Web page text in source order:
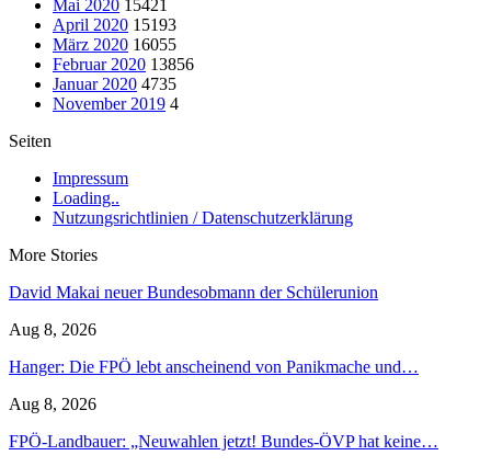
Mai 2020 15421
April 2020 15193
März 2020 16055
Februar 2020 13856
Januar 2020 4735
November 2019 4
Seiten
Impressum
Loading..
Nutzungsrichtlinien / Datenschutzerklärung
More Stories
David Makai neuer Bundesobmann der Schülerunion
Aug 8, 2026
Hanger: Die FPÖ lebt anscheinend von Panikmache und…
Aug 8, 2026
FPÖ-Landbauer: „Neuwahlen jetzt! Bundes-ÖVP hat keine…